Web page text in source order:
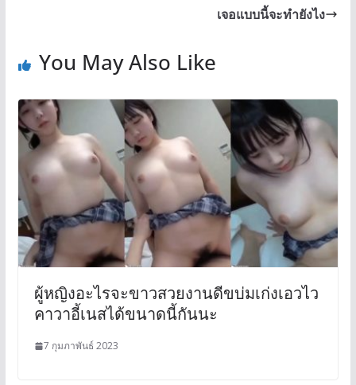
เจอแบบนี้จะทำยังไง
You May Also Like
ผู้หญิงอะไรจะขาวสวยงานดีขบ่มเก่งเอวไว
คาวาอี้เนสได้ขนาดนี้กันนะ
7 กุมภาพันธ์ 2023